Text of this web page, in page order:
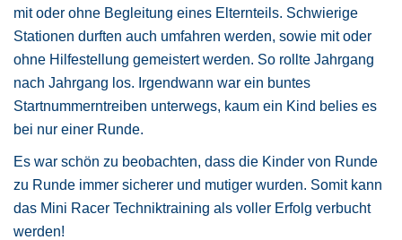
mit oder ohne Begleitung eines Elternteils. Schwierige
Stationen durften auch umfahren werden, sowie mit oder
ohne Hilfestellung gemeistert werden. So rollte Jahrgang
nach Jahrgang los. Irgendwann war ein buntes
Startnummerntreiben unterwegs, kaum ein Kind belies es
bei nur einer Runde.
Es war schön zu beobachten, dass die Kinder von Runde
zu Runde immer sicherer und mutiger wurden. Somit kann
das Mini Racer Techniktraining als voller Erfolg verbucht
werden!